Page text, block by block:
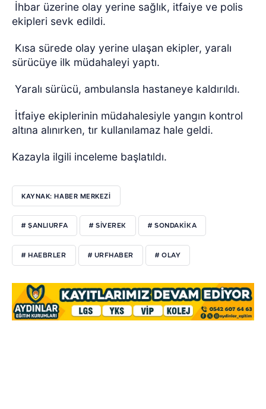
İhbar üzerine olay yerine sağlık, itfaiye ve polis
ekipleri sevk edildi.
Kısa sürede olay yerine ulaşan ekipler, yaralı
sürücüye ilk müdahaleyi yaptı.
Yaralı sürücü, ambulansla hastaneye kaldırıldı.
İtfaiye ekiplerinin müdahalesiyle yangın kontrol
altına alınırken, tır kullanılamaz hale geldi.
Kazayla ilgili inceleme başlatıldı.
KAYNAK: HABER MERKEZI
# ŞANLIURFA # SIVEREK # SONDAKIKA
# HAEBRLER # URFHABER # OLAY